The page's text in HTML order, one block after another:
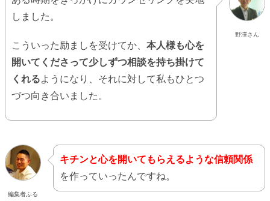
野澤さん
しました。
こういった励ましを受けてか、 本人様も心を
開いてくださって少しずつ相談を持ち掛けて
くれるようになり、それに対して私もひとつ
づつ向き合いました。
編集者ふる
キチンと心を開いてもらえるような信頼関係
を作っていったんですね。